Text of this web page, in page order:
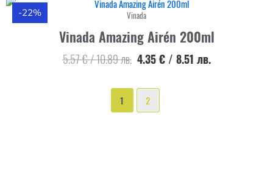
-22% Vinada
Vinada Amazing Airén 200ml
5.57€/10.89лв. 4.35 € / 8.51 лв.
1 2